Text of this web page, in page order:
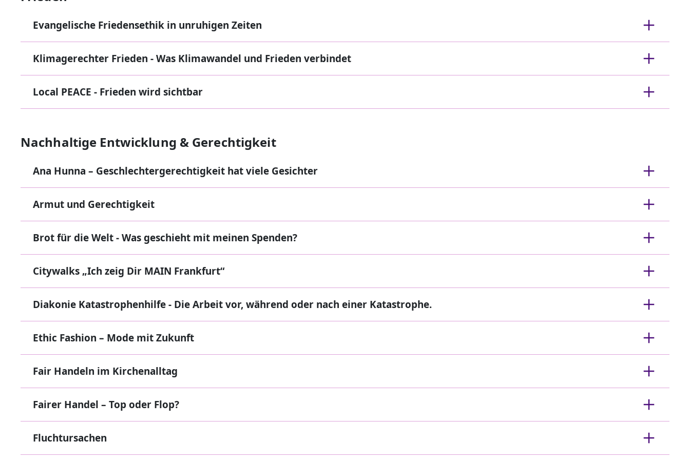
Evangelische Friedensethik in unruhigen Zeiten
Klimagerechter Frieden - Was Klimawandel und Frieden verbindet
Local PEACE - Frieden wird sichtbar
Nachhaltige Entwicklung & Gerechtigkeit
Ana Hunna – Geschlechtergerechtigkeit hat viele Gesichter
Armut und Gerechtigkeit
Brot für die Welt - Was geschieht mit meinen Spenden?
Citywalks „Ich zeig Dir MAIN Frankfurt“
Diakonie Katastrophenhilfe - Die Arbeit vor, während oder nach einer Katastrophe.
Ethic Fashion – Mode mit Zukunft
Fair Handeln im Kirchenalltag
Fairer Handel – Top oder Flop?
Fluchtursachen